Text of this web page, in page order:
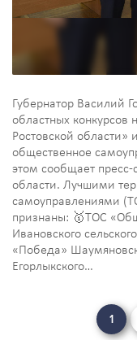
Губернатор Василий
областных конкурсов
Ростовской области»
общественное
этом сообщает пресс-
области. Лучшими
самоуправлениями
признаны: 🥇ТОС
Ивановского
«Победа»
Егорлыкского…
Навигация
1